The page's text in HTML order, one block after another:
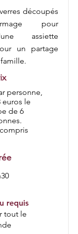
découpés
pour
assiette
un partage
personne,
euros le
de 6
requis
tout le